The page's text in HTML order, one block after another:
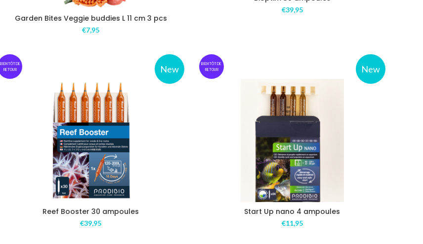
Garden Bites Veggie buddies L 11 cm 3 pcs
€7,95
€39,95
New
BIENTÔT DE
RETOUR
Reef Booster 30 ampoules
€39,95
New
BIENTÔT DE
RETOUR
Start Up nano 4 ampoules
€11,95